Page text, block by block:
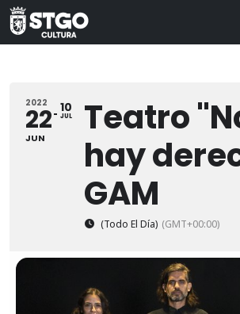
2022
22
JUN
10
JUL
Teatro
hay
GAM
(Todo El Día) (GMT+00:00)